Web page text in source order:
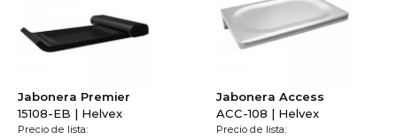
Jabonera Premier
15108-EB | Helvex
Precio de lista:
Jabonera Access
ACC-108 | Helvex
Precio de lista: